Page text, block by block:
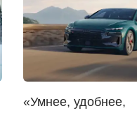
«Умнее, удобнее,